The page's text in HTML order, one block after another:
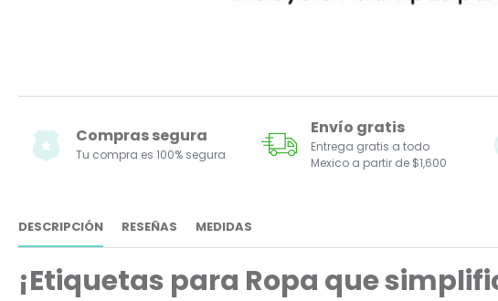
Compras segura
Tu compra es 100% segura
Envío gratis
Entrega gratis a todo
Mexico a partir de $1,600
DESCRIPCIÓN RESEÑAS MEDIDAS
¡Etiquetas para Ropa que